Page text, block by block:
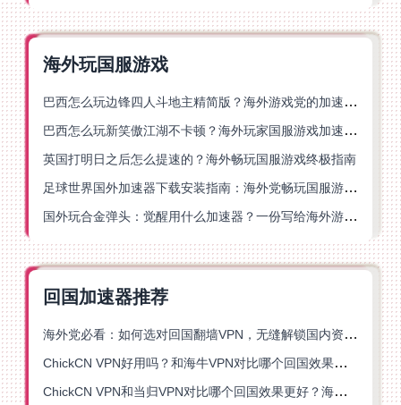
海外玩国服游戏
巴西怎么玩边锋四人斗地主精简版？海外游戏党的加速器终极选择
巴西怎么玩新笑傲江湖不卡顿？海外玩家国服游戏加速终极指南（附猫和老鼠一梦江湖实测）
英国打明日之后怎么提速的？海外畅玩国服游戏终极指南
足球世界国外加速器下载安装指南：海外党畅玩国服游戏的终极解决方案
国外玩合金弹头：觉醒用什么加速器？一份写给海外游子的畅玩指南
回国加速器推荐
海外党必看：如何选对回国翻墙VPN，无缝解锁国内资源？
ChickCN VPN好用吗？和海牛VPN对比哪个回国效果更好？
ChickCN VPN和当归VPN对比哪个回国效果更好？海外党亲测后选了它